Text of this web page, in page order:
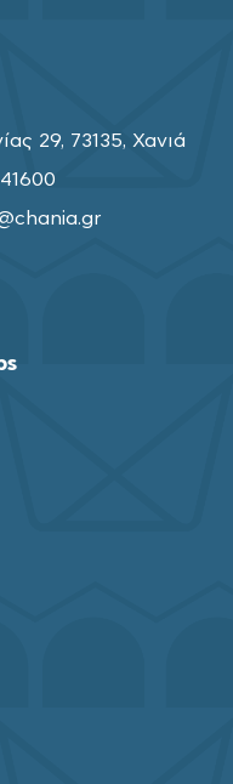
29, 73135, Χανιά